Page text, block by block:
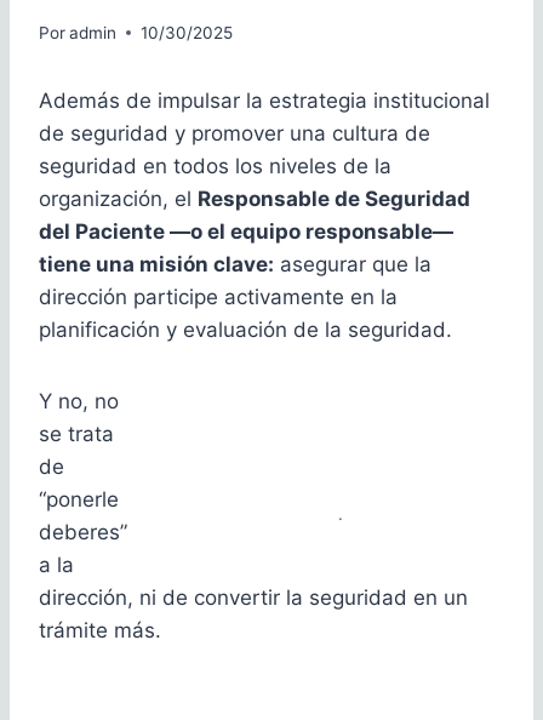
Poradmin 10/30/2025
Además de impulsar la estrategia institucional
de seguridad y promover una cultura de
seguridad en todos los niveles de la
organización, el Responsable de Seguridad
del Paciente —o el equipo responsable—
tiene una misión clave: asegurar que la
dirección participe activamente en la
planificación y evaluación de la seguridad.
.
Y no, no
se trata
de
“ponerle
deberes”
a la
dirección, ni de convertir la seguridad en un
trámite más.